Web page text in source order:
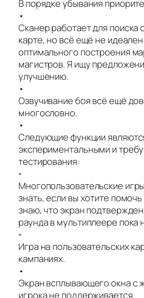
В порядке убывания
•
Сканер работает для поиска
карте, но всё ещё не
оптимального построения
магистров. Я ищу
улучшению.
•
Озвучивание боя всё ещё
многословно.
•
Следующие функции
экспериментальными и
тестирования:
◦
Многопользовательские
знать, если вы хотите
знаю, что экран
раунда в мультиплеере пока
◦
Игра на пользовательских
кампаниях.
•
Экран всплывающего окна с
игрока не поддерживается.